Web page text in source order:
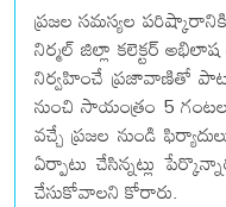
ప్రజల సమస్యల
నిర్మల్ జిల్లా కలెక్టర్
నిర్వహించే ప్రజావాణితో
నుంచి సాయంత్రం 5
వచ్చే ప్రజల నుండి
ఏర్పాటు చేసిన్నట్లు
చేసుకోవాలని కోరారు.